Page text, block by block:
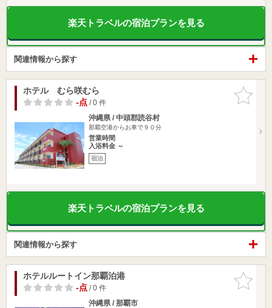
楽天トラベルの宿泊プランを見る
関連情報から探す
お気に入
りに追加
ホテル むら咲むら
-点/ 0 件
沖縄県 / 中頭郡読谷村
那覇空港からお車で９０分
営業時間
入浴料金 ～
宿泊
楽天トラベルの宿泊プランを見る
関連情報から探す
お気に入
りに追加
ホテルルートイン那覇泊港
-点/ 0 件
沖縄県 / 那覇市